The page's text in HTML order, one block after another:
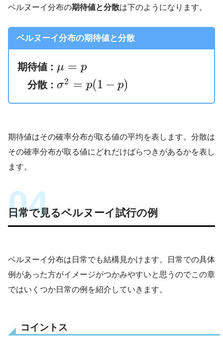
ベルヌーイ分布の期待値と分散は下のようになります。
ベルヌーイ分布の期待値と分散
期待値 : μ = p
分散 :σ2 = p(1 − p)
期待値はその確率分布が取る値の平均を表します。分散は
その確率分布が取る値にどれだけばらつきがあるかを表し
ます。
日常で見るベルヌーイ試行の例
ベルヌーイ分布は日常でも結構見かけます。日常での具体
例があった方がイメージがつかみやすいと思うのでこの章
ではいくつか日常の例を紹介していきます。
コイントス